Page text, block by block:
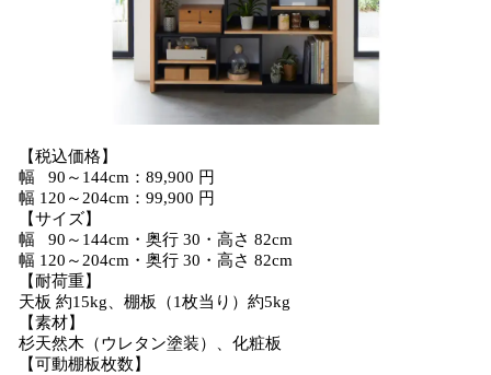
【税込価格】
幅 90～144cm：89,900 円
幅 120～204cm：99,900 円
【サイズ】
幅 90～144cm・奥行 30・高さ 82cm
幅 120～204cm・奥行 30・高さ 82cm
【耐荷重】
天板 約15kg、棚板（1枚当り）約5kg
【素材】
杉天然木（ウレタン塗装）、化粧板
【可動棚板枚数】